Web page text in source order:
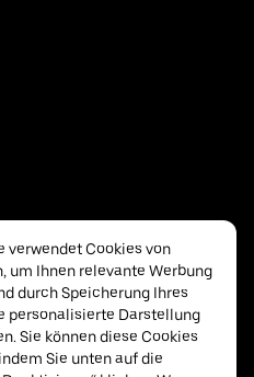
verwendet Cookies von
um Ihnen relevante Werbung
durch Speicherung Ihres
personalisierte Darstellung
Sie können diese Cookies
Sie unten auf die